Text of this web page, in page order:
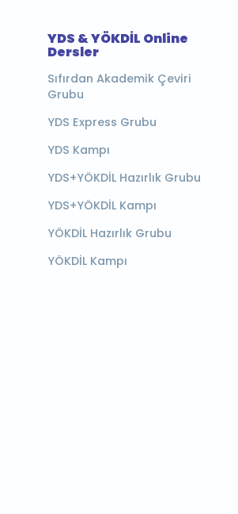
YDS & YÖKDİL Online
Dersler
Sıfırdan Akademik Çeviri
Grubu
YDS Express Grubu
YDS Kampı
YDS+YÖKDİL Hazırlık Grubu
YDS+YÖKDİL Kampı
YÖKDİL Hazırlık Grubu
YÖKDİL Kampı